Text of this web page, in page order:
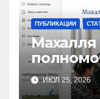
ПУБЛИКАЦИИ
Махалля
ИЮЛ 25, 2026